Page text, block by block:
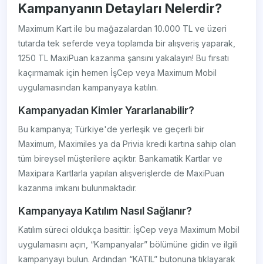
Kampanyanın Detayları Nelerdir?
Maximum Kart ile bu mağazalardan 10.000 TL ve üzeri
tutarda tek seferde veya toplamda bir alışveriş yaparak,
1250 TL MaxiPuan kazanma şansını yakalayın! Bu fırsatı
kaçırmamak için hemen İşCep veya Maximum Mobil
uygulamasından kampanyaya katılın.
Kampanyadan Kimler Yararlanabilir?
Bu kampanya; Türkiye'de yerleşik ve geçerli bir
Maximum, Maximiles ya da Privia kredi kartına sahip olan
tüm bireysel müşterilere açıktır. Bankamatik Kartlar ve
Maxipara Kartlarla yapılan alışverişlerde de MaxiPuan
kazanma imkanı bulunmaktadır.
Kampanyaya Katılım Nasıl Sağlanır?
Katılım süreci oldukça basittir: İşCep veya Maximum Mobil
uygulamasını açın, “Kampanyalar” bölümüne gidin ve ilgili
kampanyayı bulun. Ardından “KATIL” butonuna tıklayarak